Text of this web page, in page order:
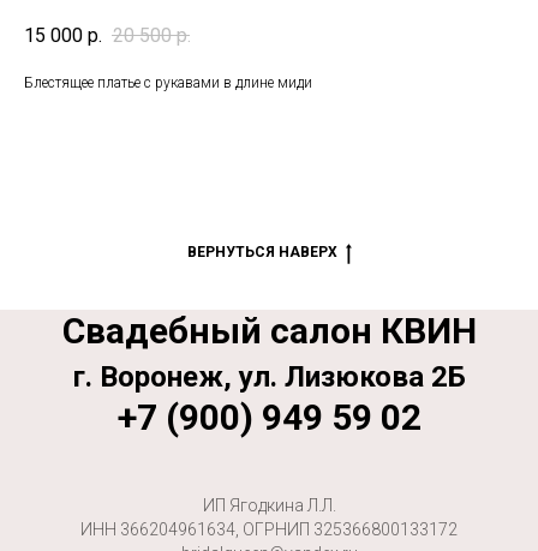
15 000 р. 20 500 р.
Блестящее платье с рукавами в длине миди
ВЕРНУТЬСЯ НАВЕРХ
Свадебный салон КВИН
г. Воронеж, ул. Лизюкова 2Б
+7 (900) 949 59 02
ИП Ягодкина Л.Л.
ИНН 366204961634, ОГРНИП 325366800133172